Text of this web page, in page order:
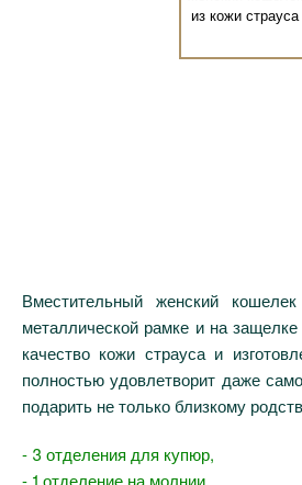
Вместительный женский
металлической рамке и на
качество кожи страуса и
полностью удовлетворит даже
подарить не только близкому
- 3 отделения для купюр,
- 1 отделение на молнии,